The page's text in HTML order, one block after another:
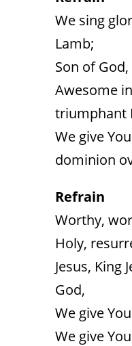
We sing
Lamb;
Son of
Awesome
triumphant
We give
dominion
Refrain
Worthy,
Holy,
Jesus, King
God,
We give
We give